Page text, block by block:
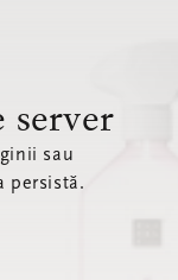
sau
persistă.